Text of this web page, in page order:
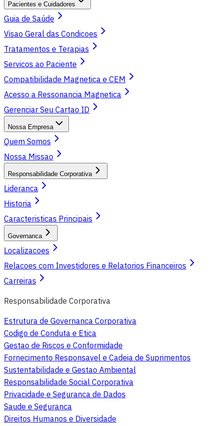
Pacientes e Cuidadores
Guia de Saúde
Visao Geral das Condicoes
Tratamentos e Terapias
Servicos ao Paciente
Compatibilidade Magnetica e CEM
Acesso a Ressonancia Magnetica
Gerenciar Seu Cartao ID
Nossa Empresa
Quem Somos
Nossa Missao
Responsabilidade Corporativa
Lideranca
Historia
Caracteristicas Principais
Governanca
Localizacoes
Relacoes com Investidores e Relatorios Financeiros
Carreiras
Responsabilidade Corporativa
Estrutura de Governanca Corporativa
Codigo de Conduta e Etica
Gestao de Riscos e Conformidade
Fornecimento Responsavel e Cadeia de Suprimentos
Sustentabilidade e Gestao Ambiental
Responsabilidade Social Corporativa
Privacidade e Seguranca de Dados
Saude e Seguranca
Direitos Humanos e Diversidade